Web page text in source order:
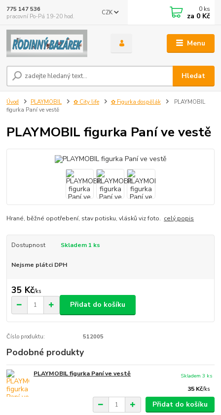
Menu
CZK
Hledat
775 147 536
pracovní Po-Pá 19-20 hod.
0 ks
za 0 Kč
Úvod PLAYMOBIL ✿ City life ✿ Figurka dospělák
PLAYMOBIL
figurka Paní ve vestě
PLAYMOBIL figurka Paní ve vestě
Hrané, běžné opotřebení, stav potisku, vlásků viz foto. celý popis
Dostupnost Skladem 1 ks
Nejsme plátci DPH
35 Kč/ks
Přidat do košíku
Číslo produktu: 512005
Podobné produkty
PLAYMOBIL figurka Paní ve vestě
35 Kč/ks
Skladem 3 ks
Přidat do košíku